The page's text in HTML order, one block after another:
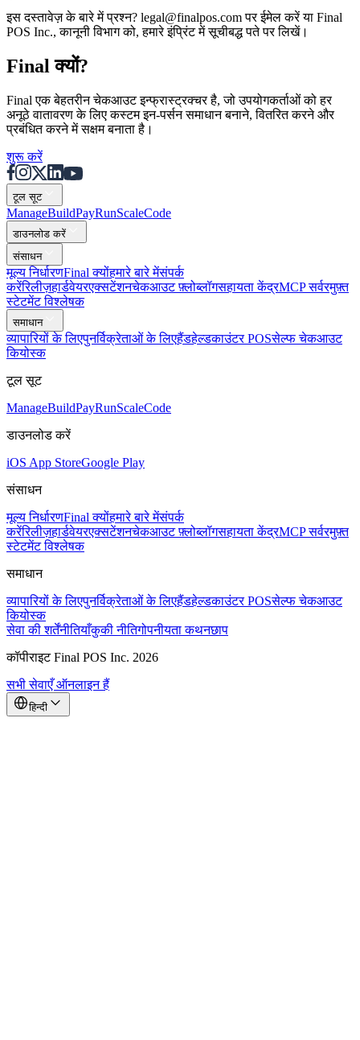
इस दस्तावेज़ के बारे में प्रश्न? legal@finalpos.com पर ईमेल करें या Final
POS Inc., कानूनी विभाग को, हमारे इंप्रिंट में सूचीबद्ध पते पर लिखें।
Final क्यों?
Final एक बेहतरीन चेकआउट इन्फ्रास्ट्रक्चर है, जो उपयोगकर्ताओं को हर
अनूठे वातावरण के लिए कस्टम इन-पर्सन समाधान बनाने, वितरित करने और
प्रबंधित करने में सक्षम बनाता है।
शुरू करें
टूल सूट
ManageBuildPayRunScaleCode
डाउनलोड करें
संसाधन
मूल्य निर्धारणFinal क्योंहमारे बारे मेंसंपर्क
करेंरिलीज़हार्डवेयरएक्सटेंशनचेकआउट फ़्लोब्लॉगसहायता केंद्रMCP सर्वरमुफ़्त
स्टेटमेंट विश्लेषक
समाधान
व्यापारियों के लिएपुनर्विक्रेताओं के लिएहैंडहेल्डकाउंटर POSसेल्फ चेकआउट
कियोस्क
टूल सूट
ManageBuildPayRunScaleCode
डाउनलोड करें
iOS App StoreGoogle Play
संसाधन
मूल्य निर्धारणFinal क्योंहमारे बारे मेंसंपर्क
करेंरिलीज़हार्डवेयरएक्सटेंशनचेकआउट फ़्लोब्लॉगसहायता केंद्रMCP सर्वरमुफ़्त
स्टेटमेंट विश्लेषक
समाधान
व्यापारियों के लिएपुनर्विक्रेताओं के लिएहैंडहेल्डकाउंटर POSसेल्फ चेकआउट
कियोस्क
सेवा की शर्तेंनीतियाँकुकी नीतिगोपनीयता कथनछाप
कॉपीराइट Final POS Inc. 2026
सभी सेवाएँ ऑनलाइन हैं
हिन्दी